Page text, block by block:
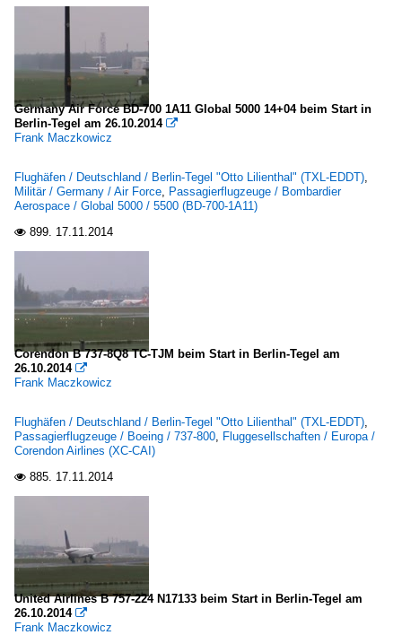
Germany Air Force BD-700 1A11 Global 5000 14+04 beim Start in
Berlin-Tegel am 26.10.2014 
Frank Maczkowicz
Flughäfen / Deutschland / Berlin-Tegel "Otto Lilienthal" (TXL-EDDT),
Militär / Germany / Air Force, Passagierflugzeuge / Bombardier
Aerospace / Global 5000 / 5500 (BD-700-1A11)
 899. 17.11.2014
Corendon B 737-8Q8 TC-TJM beim Start in Berlin-Tegel am
26.10.2014 
Frank Maczkowicz
Flughäfen / Deutschland / Berlin-Tegel "Otto Lilienthal" (TXL-EDDT),
Passagierflugzeuge / Boeing / 737-800, Fluggesellschaften / Europa /
Corendon Airlines (XC-CAI)
 885. 17.11.2014
United Airlines B 757-224 N17133 beim Start in Berlin-Tegel am
26.10.2014 
Frank Maczkowicz